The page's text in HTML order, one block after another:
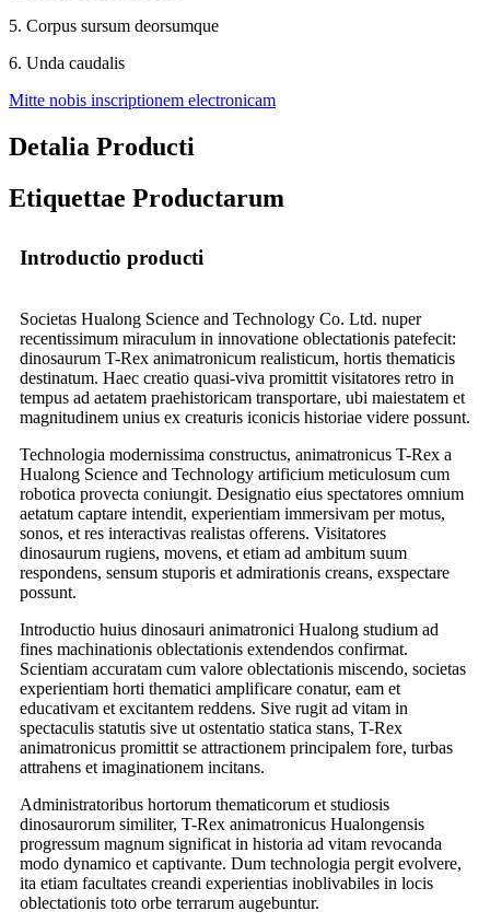
5. Corpus sursum deorsumque
6. Unda caudalis
Mitte nobis inscriptionem electronicam
Detalia Producti
Etiquettae Productarum
Introductio producti
Societas Hualong Science and Technology Co. Ltd. nuper
recentissimum miraculum in innovatione oblectationis patefecit:
dinosaurum T-Rex animatronicum realisticum, hortis thematicis
destinatum. Haec creatio quasi-viva promittit visitatores retro in
tempus ad aetatem praehistoricam transportare, ubi maiestatem et
magnitudinem unius ex creaturis iconicis historiae videre possunt.
Technologia modernissima constructus, animatronicus T-Rex a
Hualong Science and Technology artificium meticulosum cum
robotica provecta coniungit. Designatio eius spectatores omnium
aetatum captare intendit, experientiam immersivam per motus,
sonos, et res interactivas realistas offerens. Visitatores
dinosaurum rugiens, movens, et etiam ad ambitum suum
respondens, sensum stuporis et admirationis creans, exspectare
possunt.
Introductio huius dinosauri animatronici Hualong studium ad
fines machinationis oblectationis extendendos confirmat.
Scientiam accuratam cum valore oblectationis miscendo, societas
experientiam horti thematici amplificare conatur, eam et
educativam et excitantem reddens. Sive rugit ad vitam in
spectaculis statutis sive ut ostentatio statica stans, T-Rex
animatronicus promittit se attractionem principalem fore, turbas
attrahens et imaginationem incitans.
Administratoribus hortorum thematicorum et studiosis
dinosaurorum similiter, T-Rex animatronicus Hualongensis
progressum magnum significat in historia ad vitam revocanda
modo dynamico et captivante. Dum technologia pergit evolvere,
ita etiam facultates creandi experientias inoblivabiles in locis
oblectationis toto orbe terrarum augebuntur.